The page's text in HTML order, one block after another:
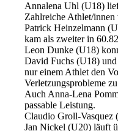
Annalena Uhl (U18)
Zahlreiche Athlet/
Patrick Heinzelmann
kam als zweiter in
Leon Dunke (U18)
David Fuchs (U18)
nur einem Athlet den
Verletzungsprobleme
Auch Anna-Lena
passable Leistung.
Claudio Groll-Vasquez
Jan Nickel (U20) läuft